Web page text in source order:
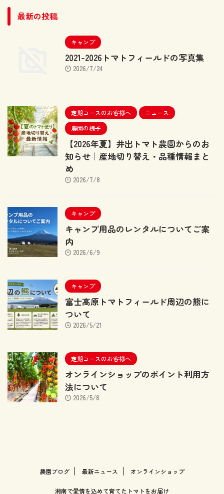
最新の投稿
キャンプ
2021-2026トマトフィールドの写真集
2026/7/24
定期コースのお客様へ
ニュース
農園の様子
【2026年夏】井出トマト農園からのお
知らせ｜産地切り替え・品種情報まと
め
2026/7/8
キャンプ
キャンプ用品のレンタルについてご案
内
2026/6/9
キャンプ
富士高原トマトフィールド周辺の熊に
ついて
2026/5/21
定期コースのお客様へ
オンラインショップのポイント利用方
法について
2026/5/8
農園ブログ 最新ニュース オンラインショップ
湘南で愛情を込めて育てたトマトをお届け